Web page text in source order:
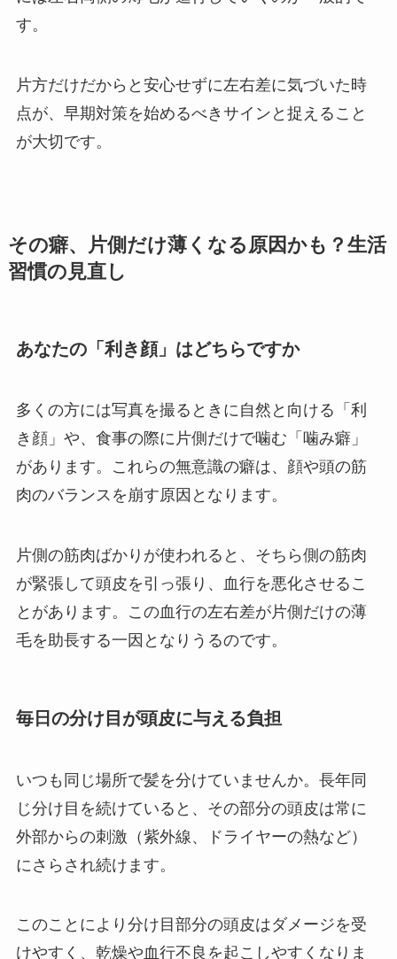
す。
片方だけだからと安心せずに左右差に気づいた時
点が、早期対策を始めるべきサインと捉えること
が大切です。
その癖、片側だけ薄くなる原因かも？生活
習慣の見直し
あなたの「利き顔」はどちらですか
多くの方には写真を撮るときに自然と向ける「利
き顔」や、食事の際に片側だけで噛む「噛み癖」
があります。これらの無意識の癖は、顔や頭の筋
肉のバランスを崩す原因となります。
片側の筋肉ばかりが使われると、そちら側の筋肉
が緊張して頭皮を引っ張り、血行を悪化させるこ
とがあります。この血行の左右差が片側だけの薄
毛を助長する一因となりうるのです。
毎日の分け目が頭皮に与える負担
いつも同じ場所で髪を分けていませんか。長年同
じ分け目を続けていると、その部分の頭皮は常に
外部からの刺激（紫外線、ドライヤーの熱など）
にさらされ続けます。
このことにより分け目部分の頭皮はダメージを受
けやすく、乾燥や血行不良を起こしやすくなりま